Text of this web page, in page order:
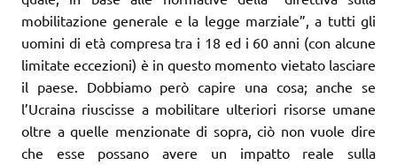
mobilitazione generale e la legge marziale”, a tutti gli
uomini di età compresa tra i 18 ed i 60 anni (con alcune
limitate eccezioni) è in questo momento vietato lasciare
il paese. Dobbiamo però capire una cosa; anche se
l’Ucraina riuscisse a mobilitare ulteriori risorse umane
oltre a quelle menzionate di sopra, ciò non vuole dire
che esse possano avere un impatto reale sulla